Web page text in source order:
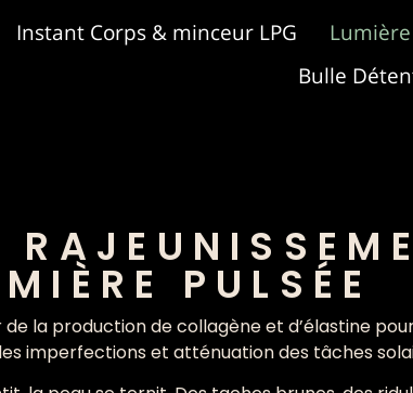
Instant Corps & minceur LPG
Bulle
PULSÉE
la production de collagène et d’élastine
imperfections et atténuation des tâches